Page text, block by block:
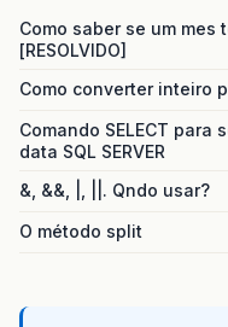
Como saber se um mes
[RESOLVIDO]
Como converter inteiro
Comando SELECT
data SQL SERVER
&, &&, |, ||. Qndo usar?
O método split